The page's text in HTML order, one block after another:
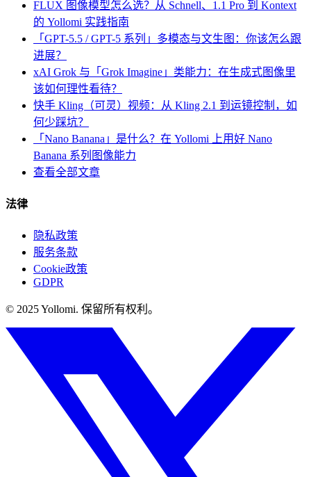
FLUX 图像模型怎么选？从 Schnell、1.1 Pro 到 Kontext
的 Yollomi 实践指南
「GPT-5.5 / GPT-5 系列」多模态与文生图：你该怎么跟
进展？
xAI Grok 与「Grok Imagine」类能力：在生成式图像里
该如何理性看待？
快手 Kling（可灵）视频：从 Kling 2.1 到运镜控制，如
何少踩坑？
「Nano Banana」是什么？在 Yollomi 上用好 Nano
Banana 系列图像能力
查看全部文章
法律
隐私政策
服务条款
Cookie政策
GDPR
© 2025 Yollomi. 保留所有权利。